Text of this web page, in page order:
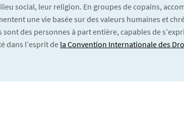
social, leur religion. En groupes de copains,
une vie basée sur des valeurs humaines et
sont des personnes à part entière, capables de
dans l’esprit de la Convention Internationale des